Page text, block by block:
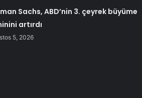
Sachs, ABD’nin 3. çeyrek büyüme
artırdı
5, 2026